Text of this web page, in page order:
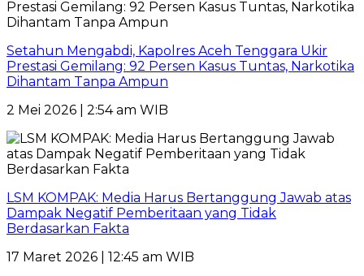
Setahun Mengabdi, Kapolres Aceh Tenggara Ukir
Prestasi Gemilang: 92 Persen Kasus Tuntas, Narkotika
Dihantam Tanpa Ampun
2 Mei 2026 | 2:54 am WIB
LSM KOMPAK: Media Harus Bertanggung Jawab atas
Dampak Negatif Pemberitaan yang Tidak
Berdasarkan Fakta
17 Maret 2026 | 12:45 am WIB